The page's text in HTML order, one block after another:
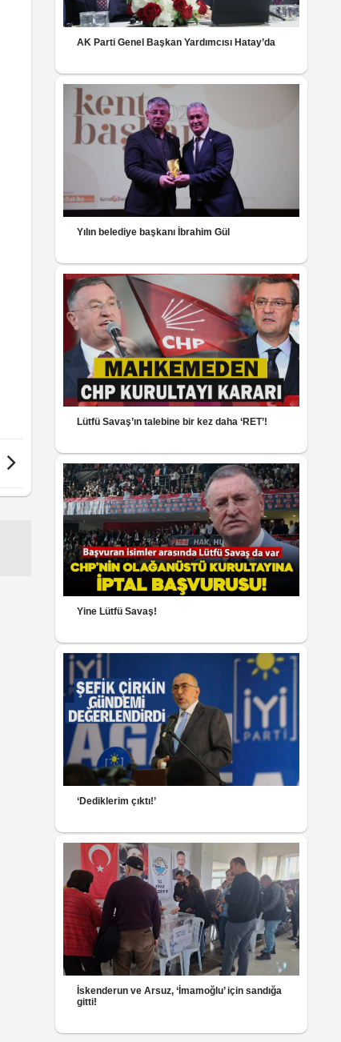
AK Parti Genel Başkan Yardımcısı Hatay’da
Yılın belediye başkanı İbrahim Gül
Lütfü Savaş’ın talebine bir kez daha ‘RET’!
Yine Lütfü Savaş!
‘Dediklerim çıktı!’
İskenderun ve Arsuz, ‘İmamoğlu’ için sandığa
gitti!